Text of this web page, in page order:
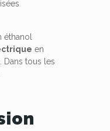
éthanol
en
Dans tous les